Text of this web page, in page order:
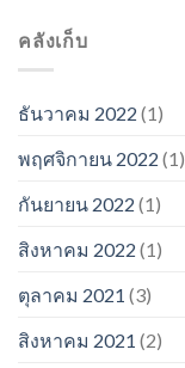
คลังเก็บ
ธันวาคม 2022 (1)
พฤศจิกายน 2022 (1)
กันยายน 2022 (1)
สิงหาคม 2022 (1)
ตุลาคม 2021 (3)
สิงหาคม 2021 (2)